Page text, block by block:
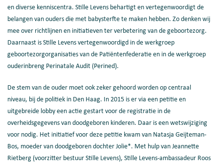
en diverse kenniscentra. Stille Levens behartigt en vertegenwoordigt de
belangen van ouders die met babysterfte te maken hebben. Zo denken wij
mee over richtlijnen en initiatieven ter verbetering van de geboortezorg.
Daarnaast is Stille Levens vertegenwoordigd in de werkgroep
geboortezorgorganisaties van de Patiëntenfederatie en in de werkgroep
ouderinbreng Perinatale Audit (Perined).
De stem van de ouder moet ook zeker gehoord worden op centraal
niveau, bij de politiek in Den Haag. In 2015 is er via een petitie en
uitgebreide lobby een actie gestart voor de registratie in de
overheidsgegevens van doodgeboren kinderen. Daar is een wetswijziging
voor nodig. Het initiatief voor deze petitie kwam van Natasja Geijteman-
Bos, moeder van doodgeboren dochter Jolie*. Met hulp van Jeannette
Rietberg (voorzitter bestuur Stille Levens), Stille Levens-ambassadeur Roos